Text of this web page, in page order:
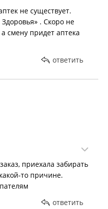
не существует.
. Скоро не
смену придет аптека
ответить
приехала забирать
то причине.
ответить